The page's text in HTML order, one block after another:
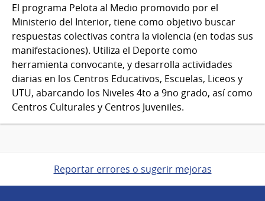
El programa Pelota al Medio promovido por el
Ministerio del Interior, tiene como objetivo buscar
respuestas colectivas contra la violencia (en todas sus
manifestaciones). Utiliza el Deporte como
herramienta convocante, y desarrolla actividades
diarias en los Centros Educativos, Escuelas, Liceos y
UTU, abarcando los Niveles 4to a 9no grado, así como
Centros Culturales y Centros Juveniles.
Reportar errores o sugerir mejoras